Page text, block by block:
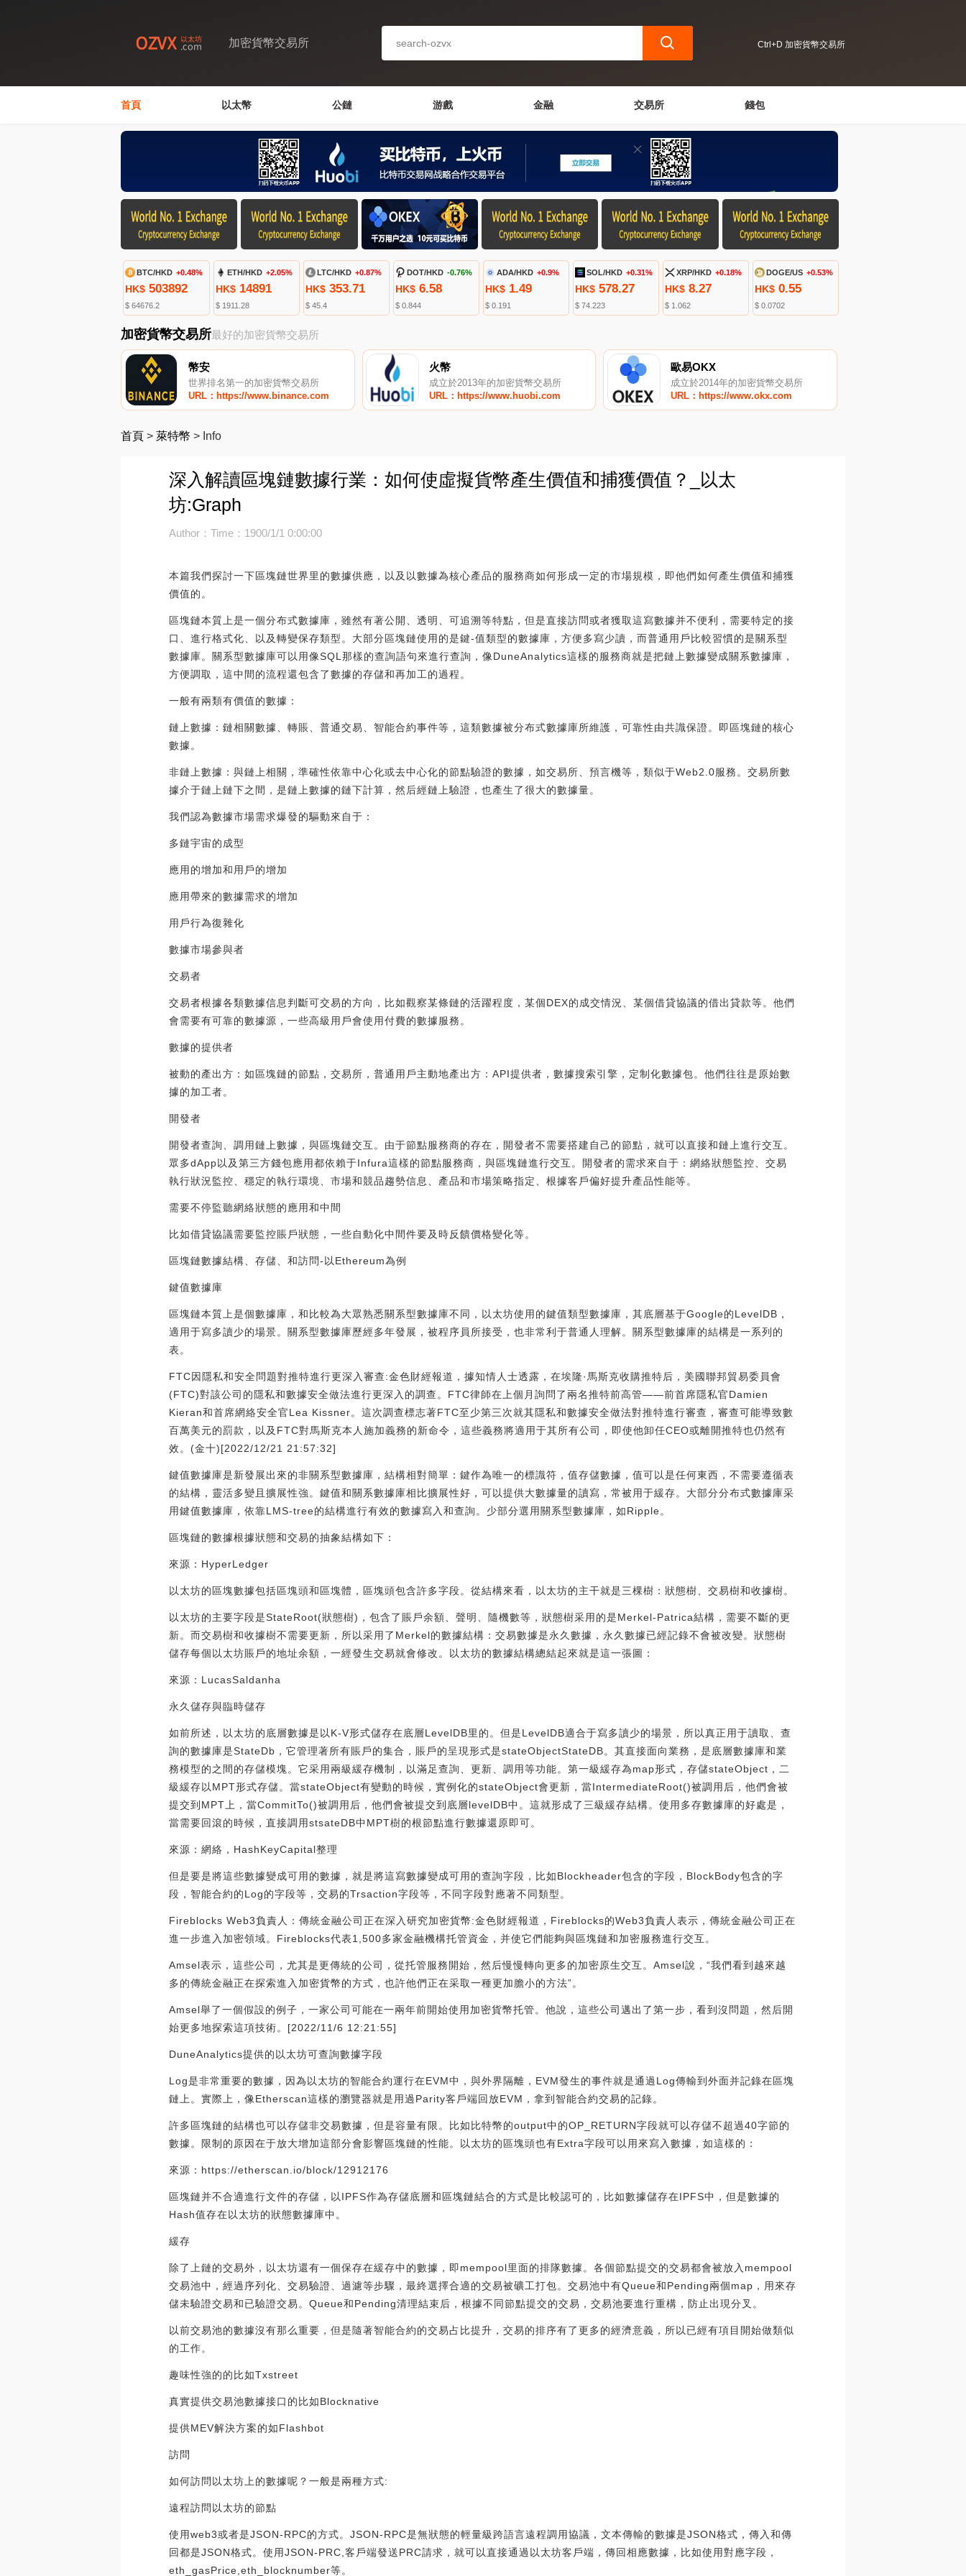
加密貨幣交易所 Ctrl+D 加密貨幣交易所
首頁 以太幣 公鏈 游戲 金融 交易所 錢包
BTC/HKD +0.48%
HK$ 503892
$ 64676.2
ETH/HKD +2.05%
HK$14891
$ 1911.28
LTC/HKD +0.87%
HK$353.71
$ 45.4
DOT/HKD -0.76%
HK$6.58
$ 0.844
ADA/HKD +0.9%
HK$1.49
$ 0.191
SOL/HKD +0.31%
HK$ 578.27
$ 74.223
XRP/HKD +0.18%
HK$ 8.27
$ 1.062
DOGE/US +0.53%
HK$ 0.55
$ 0.0702
加密貨幣交易所最好的加密貨幣交易所
幣安
世界排名第一的加密貨幣交易所
URL：https://www.binance.com
火幣
成立於2013年的加密貨幣交易所
URL：https://www.huobi.com
歐易OKX
成立於2014年的加密貨幣交易所
URL：https://www.okx.com
首頁 > 萊特幣 > Info
深入解讀區塊鏈數據行業：如何使虛擬貨幣產生價值和捕獲價值？_以太
坊:Graph
Author：Time：1900/1/1 0:00:00
本篇我們探討一下區塊鏈世界里的數據供應，以及以數據為核心產品的服務商如何形成一定的市場規模，即他們如何產生價值和捕獲
價值的。
區塊鏈本質上是一個分布式數據庫，雖然有著公開、透明、可追溯等特點，但是直接訪問或者獲取這寫數據并不便利，需要特定的接
口、進行格式化、以及轉變保存類型。大部分區塊鏈使用的是鍵-值類型的數據庫，方便多寫少讀，而普通用戶比較習慣的是關系型
數據庫。關系型數據庫可以用像SQL那樣的查詢語句來進行查詢，像DuneAnalytics這樣的服務商就是把鏈上數據變成關系數據庫，
方便調取，這中間的流程還包含了數據的存儲和再加工的過程。
一般有兩類有價值的數據：
鏈上數據：鏈相關數據、轉賬、普通交易、智能合約事件等，這類數據被分布式數據庫所維護，可靠性由共識保證。即區塊鏈的核心
數據。
非鏈上數據：與鏈上相關，準確性依靠中心化或去中心化的節點驗證的數據，如交易所、預言機等，類似于Web2.0服務。交易所數
據介于鏈上鏈下之間，是鏈上數據的鏈下計算，然后經鏈上驗證，也產生了很大的數據量。
我們認為數據市場需求爆發的驅動來自于：
多鏈宇宙的成型
應用的增加和用戶的增加
應用帶來的數據需求的增加
用戶行為復雜化
數據市場參與者
交易者
交易者根據各類數據信息判斷可交易的方向，比如觀察某條鏈的活躍程度，某個DEX的成交情況、某個借貸協議的借出貸款等。他們
會需要有可靠的數據源，一些高級用戶會使用付費的數據服務。
數據的提供者
被動的產出方：如區塊鏈的節點，交易所，普通用戶主動地產出方：API提供者，數據搜索引擎，定制化數據包。他們往往是原始數
據的加工者。
開發者
開發者查詢、調用鏈上數據，與區塊鏈交互。由于節點服務商的存在，開發者不需要搭建自己的節點，就可以直接和鏈上進行交互。
眾多dApp以及第三方錢包應用都依賴于Infura這樣的節點服務商，與區塊鏈進行交互。開發者的需求來自于：網絡狀態監控、交易
執行狀況監控、穩定的執行環境、市場和競品趨勢信息、產品和市場策略指定、根據客戶偏好提升產品性能等。
需要不停監聽網絡狀態的應用和中間
比如借貸協議需要監控賬戶狀態，一些自動化中間件要及時反饋價格變化等。
區塊鏈數據結構、存儲、和訪問-以Ethereum為例
鍵值數據庫
區塊鏈本質上是個數據庫，和比較為大眾熟悉關系型數據庫不同，以太坊使用的鍵值類型數據庫，其底層基于Google的LevelDB，
適用于寫多讀少的場景。關系型數據庫歷經多年發展，被程序員所接受，也非常利于普通人理解。關系型數據庫的結構是一系列的
表。
FTC因隱私和安全問題對推特進行更深入審查:金色財經報道，據知情人士透露，在埃隆·馬斯克收購推特后，美國聯邦貿易委員會
(FTC)對該公司的隱私和數據安全做法進行更深入的調查。FTC律師在上個月詢問了兩名推特前高管——前首席隱私官Damien
Kieran和首席網絡安全官Lea Kissner。這次調查標志著FTC至少第三次就其隱私和數據安全做法對推特進行審查，審查可能導致數
百萬美元的罰款，以及FTC對馬斯克本人施加義務的新命令，這些義務將適用于其所有公司，即使他卸任CEO或離開推特也仍然有
效。(金十)[2022/12/21 21:57:32]
鍵值數據庫是新發展出來的非關系型數據庫，結構相對簡單：鍵作為唯一的標識符，值存儲數據，值可以是任何東西，不需要遵循表
的結構，靈活多變且擴展性強。鍵值和關系數據庫相比擴展性好，可以提供大數據量的讀寫，常被用于緩存。大部分分布式數據庫采
用鍵值數據庫，依靠LMS-tree的結構進行有效的數據寫入和查詢。少部分選用關系型數據庫，如Ripple。
區塊鏈的數據根據狀態和交易的抽象結構如下：
來源：HyperLedger
以太坊的區塊數據包括區塊頭和區塊體，區塊頭包含許多字段。從結構來看，以太坊的主干就是三棵樹：狀態樹、交易樹和收據樹。
以太坊的主要字段是StateRoot(狀態樹)，包含了賬戶余額、聲明、隨機數等，狀態樹采用的是Merkel-Patrica結構，需要不斷的更
新。而交易樹和收據樹不需要更新，所以采用了Merkel的數據結構：交易數據是永久數據，永久數據已經記錄不會被改變。狀態樹
儲存每個以太坊賬戶的地址余額，一經發生交易就會修改。以太坊的數據結構總結起來就是這一張圖：
來源：LucasSaldanha
永久儲存與臨時儲存
如前所述，以太坊的底層數據是以K-V形式儲存在底層LevelDB里的。但是LevelDB適合于寫多讀少的場景，所以真正用于讀取、查
詢的數據庫是StateDb，它管理著所有賬戶的集合，賬戶的呈現形式是stateObjectStateDB。其直接面向業務，是底層數據庫和業
務模型的之間的存儲模塊。它采用兩級緩存機制，以滿足查詢、更新、調用等功能。第一級緩存為map形式，存儲stateObject，二
級緩存以MPT形式存儲。當stateObject有變動的時候，實例化的stateObject會更新，當IntermediateRoot()被調用后，他們會被
提交到MPT上，當CommitTo()被調用后，他們會被提交到底層levelDB中。這就形成了三級緩存結構。使用多存數據庫的好處是，
當需要回滾的時候，直接調用stsateDB中MPT樹的根節點進行數據還原即可。
來源：網絡，HashKeyCapital整理
但是要是將這些數據變成可用的數據，就是將這寫數據變成可用的查詢字段，比如Blockheader包含的字段，BlockBody包含的字
段，智能合約的Log的字段等，交易的Trsaction字段等，不同字段對應著不同類型。
Fireblocks Web3負責人：傳統金融公司正在深入研究加密貨幣:金色財經報道，Fireblocks的Web3負責人表示，傳統金融公司正在
進一步進入加密領域。Fireblocks代表1,500多家金融機構托管資金，并使它們能夠與區塊鏈和加密服務進行交互。
Amsel表示，這些公司，尤其是更傳統的公司，從托管服務開始，然后慢慢轉向更多的加密原生交互。Amsel說，“我們看到越來越
多的傳統金融正在探索進入加密貨幣的方式，也許他們正在采取一種更加膽小的方法”。
Amsel舉了一個假設的例子，一家公司可能在一兩年前開始使用加密貨幣托管。他說，這些公司邁出了第一步，看到沒問題，然后開
始更多地探索這項技術。[2022/11/6 12:21:55]
DuneAnalytics提供的以太坊可查詢數據字段
Log是非常重要的數據，因為以太坊的智能合約運行在EVM中，與外界隔離，EVM發生的事件就是通過Log傳輸到外面并記錄在區塊
鏈上。實際上，像Etherscan這樣的瀏覽器就是用過Parity客戶端回放EVM，拿到智能合約交易的記錄。
許多區塊鏈的結構也可以存儲非交易數據，但是容量有限。比如比特幣的output中的OP_RETURN字段就可以存儲不超過40字節的
數據。限制的原因在于放大增加這部分會影響區塊鏈的性能。以太坊的區塊頭也有Extra字段可以用來寫入數據，如這樣的：
來源：https://etherscan.io/block/12912176
區塊鏈并不合適進行文件的存儲，以IPFS作為存儲底層和區塊鏈結合的方式是比較認可的，比如數據儲存在IPFS中，但是數據的
Hash值存在以太坊的狀態數據庫中。
緩存
除了上鏈的交易外，以太坊還有一個保存在緩存中的數據，即mempool里面的排隊數據。各個節點提交的交易都會被放入mempool
交易池中，經過序列化、交易驗證、過濾等步驟，最終選擇合適的交易被礦工打包。交易池中有Queue和Pending兩個map，用來存
儲未驗證交易和已驗證交易。Queue和Pending清理結束后，根據不同節點提交的交易，交易池要進行重構，防止出現分叉。
以前交易池的數據沒有那么重要，但是隨著智能合約的交易占比提升，交易的排序有了更多的經濟意義，所以已經有項目開始做類似
的工作。
趣味性強的的比如Txstreet
真實提供交易池數據接口的比如Blocknative
提供MEV解決方案的如Flashbot
訪問
如何訪問以太坊上的數據呢？一般是兩種方式:
遠程訪問以太坊的節點
使用web3或者是JSON-RPC的方式。JSON-RPC是無狀態的輕量級跨語言遠程調用協議，文本傳輸的數據是JSON格式，傳入和傳
回都是JSON格式。使用JSON-PRC,客戶端發送PRC請求，就可以直接通過以太坊客戶端，傳回相應數據，比如使用對應字段，
eth_gasPrice,eth_blocknumber等。